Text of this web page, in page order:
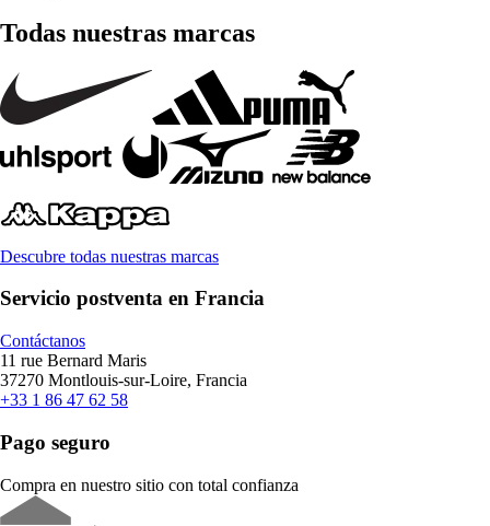
Todas nuestras marcas
Descubre todas nuestras marcas
Servicio postventa en Francia
Contáctanos
11 rue Bernard Maris
37270 Montlouis-sur-Loire, Francia
+33 1 86 47 62 58
Pago seguro
Compra en nuestro sitio con total confianza